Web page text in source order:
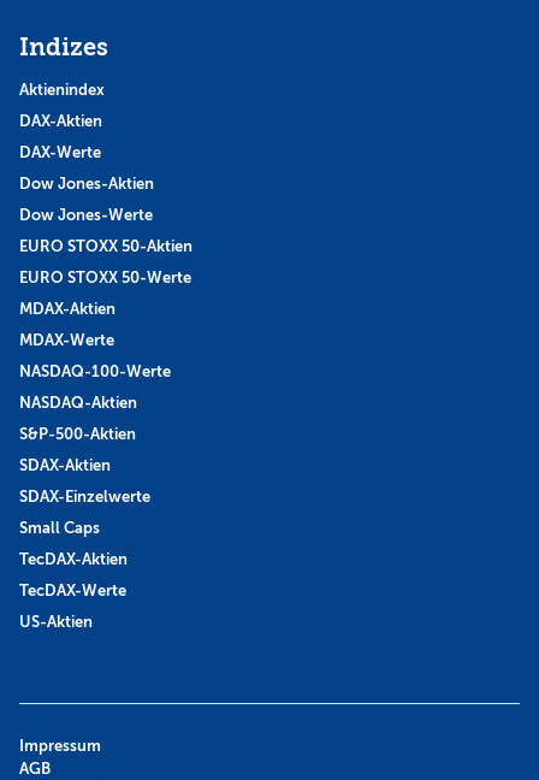
Indizes
Aktienindex
DAX-Aktien
DAX-Werte
Dow Jones-Aktien
Dow Jones-Werte
EURO STOXX 50-Aktien
EURO STOXX 50-Werte
MDAX-Aktien
MDAX-Werte
NASDAQ-100-Werte
NASDAQ-Aktien
S&P-500-Aktien
SDAX-Aktien
SDAX-Einzelwerte
Small Caps
TecDAX-Aktien
TecDAX-Werte
US-Aktien
Impressum
AGB